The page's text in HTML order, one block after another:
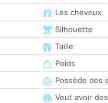
Les cheveux
Silhouette
Taille
Poids
Possède des
Veut avoir